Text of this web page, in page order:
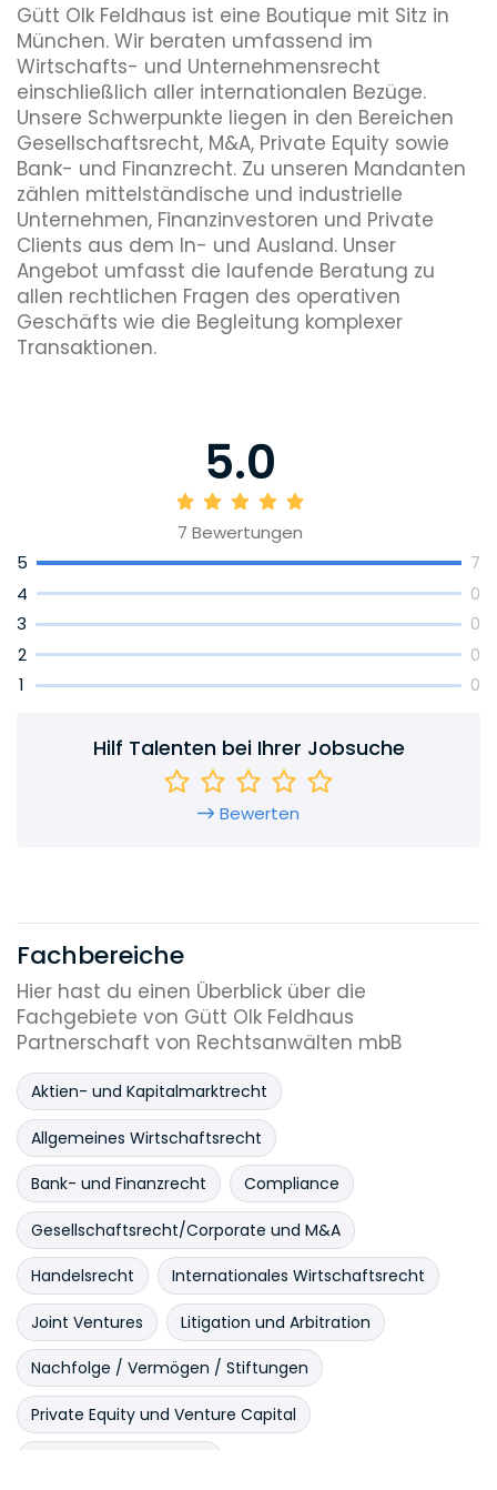
Gütt Olk Feldhaus ist eine Boutique mit Sitz in
München. Wir beraten umfassend im
Wirtschafts- und Unternehmensrecht
einschließlich aller internationalen Bezüge.
Unsere Schwerpunkte liegen in den Bereichen
Gesellschaftsrecht, M&A, Private Equity sowie
Bank- und Finanzrecht. Zu unseren Mandanten
zählen mittelständische und industrielle
Unternehmen, Finanzinvestoren und Private
Clients aus dem In- und Ausland. Unser
Angebot umfasst die laufende Beratung zu
allen rechtlichen Fragen des operativen
Geschäfts wie die Begleitung komplexer
Transaktionen.
5.0
7 Bewertungen
5
7
4 0
3 0
2 0
1 0
Hilf Talenten bei Ihrer Jobsuche
Bewerten
Fachbereiche
Hier hast du einen Überblick über die
Fachgebiete von Gütt Olk Feldhaus
Partnerschaft von Rechtsanwälten mbB
Aktien- und Kapitalmarktrecht
Allgemeines Wirtschaftsrecht
Bank- und Finanzrecht Compliance
Gesellschaftsrecht/Corporate und M&A
Handelsrecht Internationales Wirtschaftsrecht
Joint Ventures Litigation und Arbitration
Nachfolge / Vermögen / Stiftungen
Private Equity und Venture Capital